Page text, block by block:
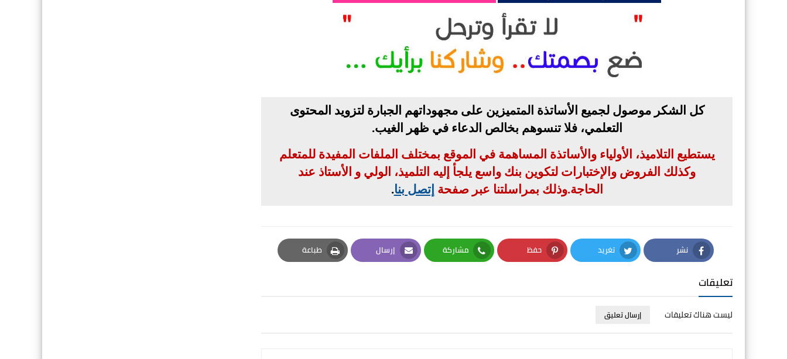
كل الشكر موصول لجميع الأساتذة المتميزين على مجهوداتهم الجبارة لتزويد المحتوى
التعلمي، فلا تنسوهم بخالص الدعاء في ظهر الغيب.
يستطيع التلاميذ، الأولياء والأساتذة المساهمة في الموقع بمختلف الملفات المفيدة للمتعلم
وكذلك الفروض والإختبارات لتكوين بنك واسع يلجأ إليه التلميذ، الولي و الأستاذ عند
الحاجة.وذلك بمراسلتنا عبر صفحة إتصل بنا.
نشر
Facebook
تغريد
Twitter
حفظ
Pinterest
مشاركة
Whatsapp
إرسال
Email
طباعة
Print
تعليقات
ليست هناك تعليقات إرسال تعليق